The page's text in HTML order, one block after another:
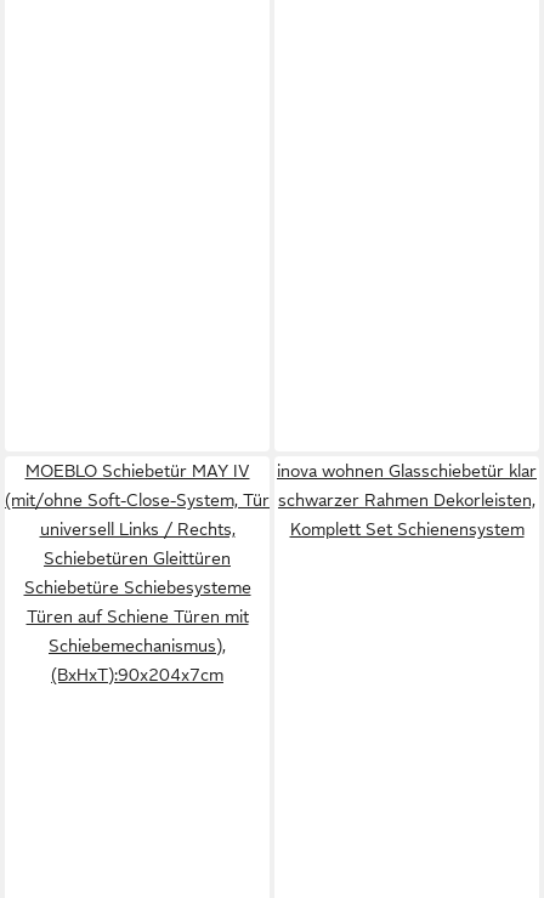
MOEBLO Schiebetür MAY IV
(mit/ohne Soft-Close-System, Tür
universell Links / Rechts,
Schiebetüren Gleittüren
Schiebetüre Schiebesysteme
Türen auf Schiene Türen mit
Schiebemechanismus),
(BxHxT):90x204x7cm
inova wohnen Glasschiebetür klar
schwarzer Rahmen Dekorleisten,
Komplett Set Schienensystem